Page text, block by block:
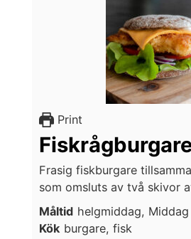
Print
Frasig fiskburgare
som omsluts av två skivor
Måltid helgmiddag, Middag
Kök burgare, fisk